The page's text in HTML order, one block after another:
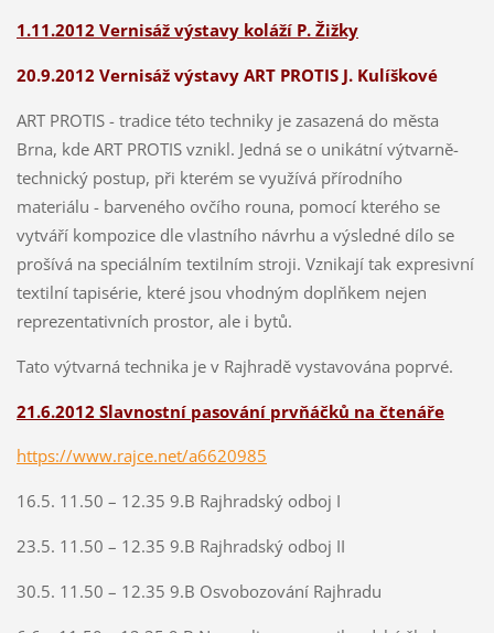
1.11.2012 Vernisáž výstavy koláží P. Žižky
20.9.2012 Vernisáž výstavy ART PROTIS J. Kulíškové
ART PROTIS - tradice této techniky je zasazená do města
Brna, kde ART PROTIS vznikl. Jedná se o unikátní výtvarně-
technický postup, při kterém se využívá přírodního
materiálu - barveného ovčího rouna, pomocí kterého se
vytváří kompozice dle vlastního návrhu a výsledné dílo se
prošívá na speciálním textilním stroji. Vznikají tak expresivní
textilní tapisérie, které jsou vhodným doplňkem nejen
reprezentativních prostor, ale i bytů.
Tato výtvarná technika je v Rajhradě vystavována poprvé.
21.6.2012 Slavnostní pasování prvňáčků na čtenáře
https://www.rajce.net/a6620985
16.5. 11.50 – 12.35 9.B Rajhradský odboj I
23.5. 11.50 – 12.35 9.B Rajhradský odboj II
30.5. 11.50 – 12.35 9.B Osvobozování Rajhradu